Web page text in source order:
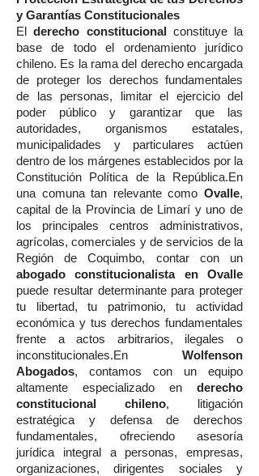
y Garantías Constitucionales
Elderecho constitucional
constituye la
base de todo el ordenamiento jurídico
chileno. Es la rama del derecho encargada
de proteger los derechos fundamentales
de las personas, limitar el ejercicio del
poder público y garantizar que las
autoridades, organismos estatales,
municipalidades y particulares actúen
dentro de los márgenes establecidos por la
Constitución Política de la República.En
una comuna tan relevante como Ovalle,
capital de la Provincia de Limarí y uno de
los principales centros administrativos,
agrícolas, comerciales y de servicios de la
Región de Coquimbo, contar con un
abogado constitucionalista en Ovalle
puede resultar determinante para proteger
tu libertad, tu patrimonio, tu actividad
económica y tus derechos fundamentales
frente a actos arbitrarios, ilegales o
inconstitucionales.En Wolfenson
Abogados, contamos con un equipo
altamente especializado en derecho
constitucional chileno, litigación
estratégica y defensa de derechos
fundamentales, ofreciendo asesoría
jurídica integral a personas, empresas,
organizaciones, dirigentes sociales y